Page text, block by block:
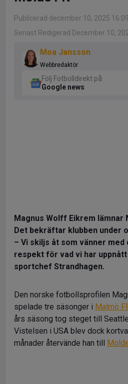
Publicerad december 10, 2025 16:09
Senast Redigerad December 10,
Moa Jansson
Webbredaktör
Följ Fotbolldirekt på
Google news
Magnus Wolff Eikrem lämnar
Det bekräftar klubben under
– Vi skiljs åt som vänner med
respekt för vad vi har
sportchef Strandhagen.
Den norske fotbollsprofilen
spelade tre säsonger i Malmö
års säsong tog steget till
Vistelsen i USA blev dock
månader återvände han till